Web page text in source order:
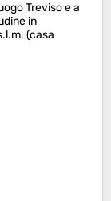
Treviso e a
in
(casa